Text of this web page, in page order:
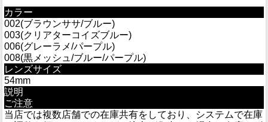
カラー
002(ブラウンササ/ブルー)
003(クリアターコイズブルー)
006(グレーラメ/パープル)
008(黒メッシュ/ブルー/パープル)
レンズサイズ
54mm
説明
ご注意
当店では複数店舗での在庫共有をしており、システムで在庫